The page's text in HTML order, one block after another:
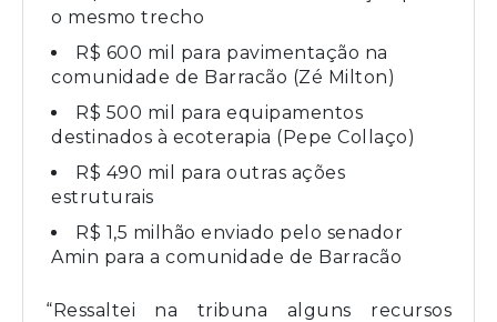
o mesmo trecho
R$ 600 mil para pavimentação na
comunidade de Barracão (Zé Milton)
R$ 500 mil para equipamentos
destinados à ecoterapia (Pepe Collaço)
R$ 490 mil para outras ações
estruturais
R$ 1,5 milhão enviado pelo senador
Amin para a comunidade de Barracão
“Ressaltei na tribuna alguns recursos